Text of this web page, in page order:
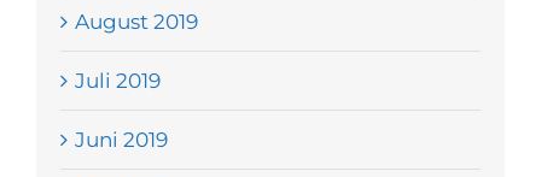
August 2019
Juli 2019
Juni 2019